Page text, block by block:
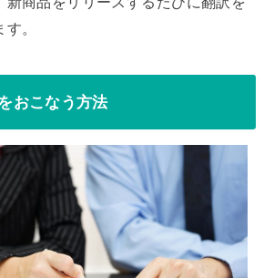
。
おこなう方法